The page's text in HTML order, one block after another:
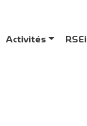
Activités RSEi